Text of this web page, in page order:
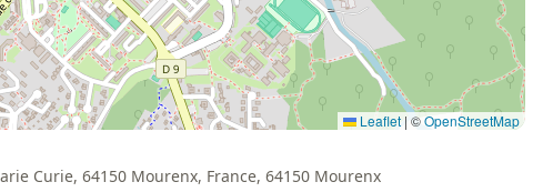
Leaflet | ©OpenStreetMap
Curie, 64150 Mourenx, France, 64150 Mourenx